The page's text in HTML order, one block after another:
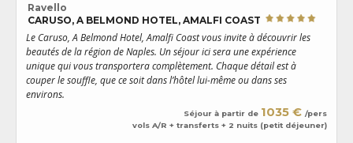
cocktail et séjournez dans des cocons luxueux uniques. Au cours de
votre voyage, ne manquez pas de flâner dans les ruelles pavées
ponctuées de maisons traditionnelles, montez à bord du téléférique
pour le Monte Solaro et visitez laVilla San Micheleet ses jardins
parsemés d’œuvres d’art datant de l’Antiquité. Depuis cette ancienne
demeure d’écrivain, vous pourrez profiter d’un panorama spectaculaire
de la péninsule sorrentine, du
des plus belles régions d’Italie qui vous tend les bras. Positano, Praiano,
Amalfi… Les villages de pêcheurs accrochés aux collines habillées
Ravello
CARUSO, A BELMOND HOTEL, AMALFI COAST
Le Caruso, A Belmond Hotel, Amalfi Coast vous invite à découvrir les
beautés de la région de Naples. Un séjour ici sera une expérience
unique qui vous transportera complètement. Chaque détail est à
couper le souffle, que ce soit dans l’hôtel lui-même ou dans ses
environs.
Séjour à partir de 1035 € /pers
vols A/R + transferts + 2 nuits (petit déjeuner)